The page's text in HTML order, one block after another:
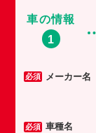
車の情報
必須 メーカー名
必須 車種名